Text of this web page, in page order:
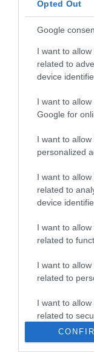
Opted Out
Google
I want to
related to
device
I want to
Google for
I want to
personalized
I want to
related to
device
I want to
related to
I want to
related to
I want to
related to
functionality
user
A
egyes
2023. MÁRCIUS
​Így
jutni a
Művelődj,
és ismerd